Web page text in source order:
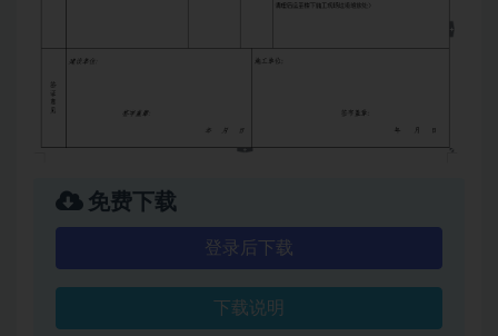
免费下载
登录后下载
下载说明